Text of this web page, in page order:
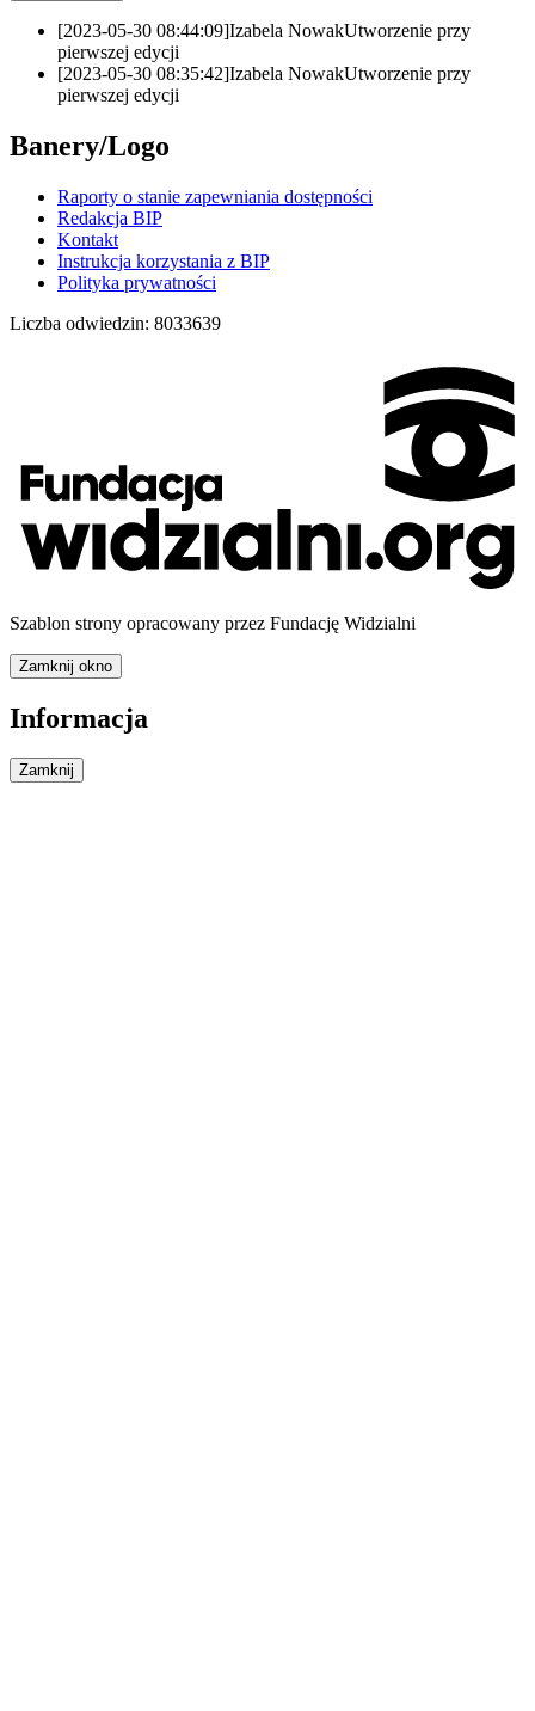
[2023-05-30 08:44:09]Izabela NowakUtworzenie przy
pierwszej edycji
[2023-05-30 08:35:42]Izabela NowakUtworzenie przy
pierwszej edycji
Banery/Logo
Raporty o stanie zapewniania dostępności
Redakcja BIP
Kontakt
Instrukcja korzystania z BIP
Polityka prywatności
Liczba odwiedzin: 8033639
Szablon strony opracowany przez Fundację Widzialni
Zamknij okno
Informacja
Zamknij